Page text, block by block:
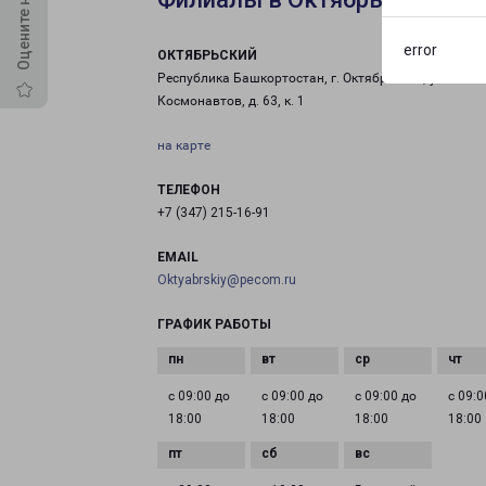
error
ОКТЯБРЬСКИЙ
Республика Башкортостан, г. Октябрьский, ул.
Космонавтов, д. 63, к. 1
на карте
ТЕЛЕФОН
+7 (347) 215-16-91
EMAIL
Oktyabrskiy@pecom.ru
ГРАФИК РАБОТЫ
с 09:00 до
18:00
с 09:00 до
18:00
с 09:00 до
18:00
с
18:00